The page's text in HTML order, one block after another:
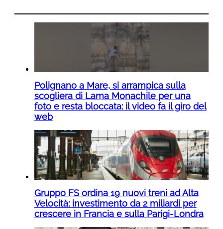
Polignano a Mare, si arrampica sulla
scogliera di Lama Monachile per una
foto e resta bloccata: il video fa il giro del
web
Gruppo FS ordina 19 nuovi treni ad Alta
Velocità: investimento da 2 miliardi per
crescere in Francia e sulla Parigi-Londra